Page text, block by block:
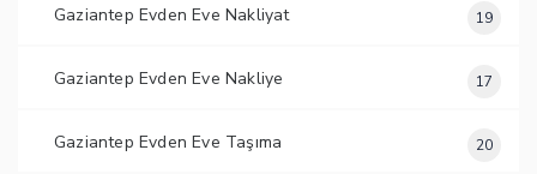
Gaziantep Evden Eve Nakliyat 19
Gaziantep Evden Eve Nakliye 17
Gaziantep Evden Eve Taşıma 20